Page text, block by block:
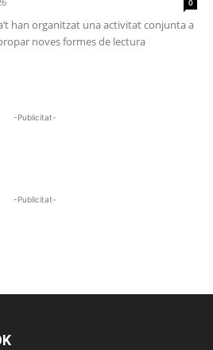
0
han organitzat una activitat conjunta a
noves formes de lectura
-Publicitat-
-Publicitat-